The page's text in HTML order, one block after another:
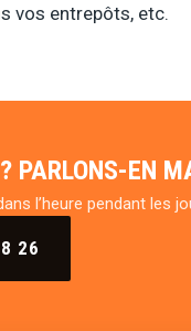
vos entrepôts, etc.
PARLONS-EN
l’heure pendant les
26